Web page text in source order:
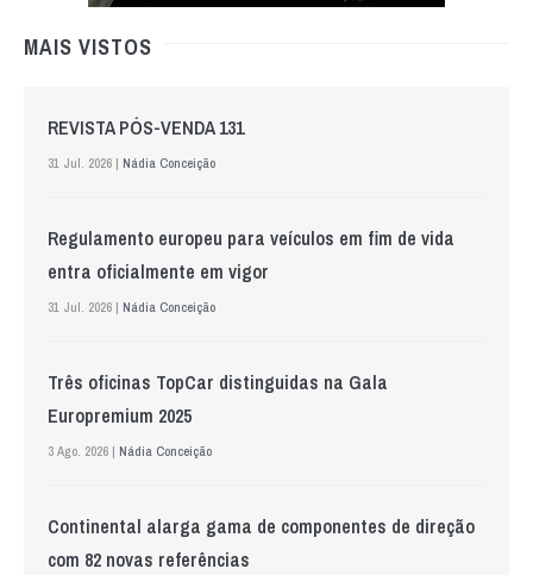
MAIS VISTOS
REVISTA PÓS-VENDA 131
31 Jul. 2026 | Nádia Conceição
Regulamento europeu para veículos em fim de vida
entra oficialmente em vigor
31 Jul. 2026 | Nádia Conceição
Três oficinas TopCar distinguidas na Gala
Europremium 2025
3 Ago. 2026 | Nádia Conceição
Continental alarga gama de componentes de direção
com 82 novas referências